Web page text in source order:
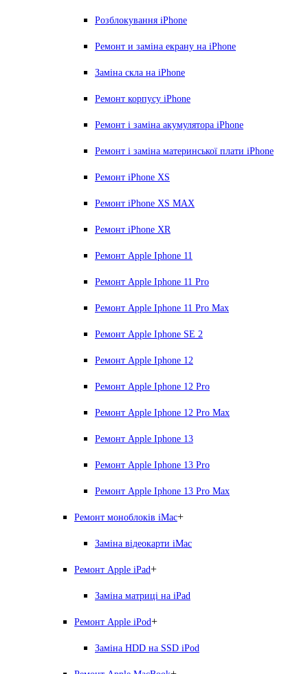
Розблокування iPhone
Ремонт и заміна екрану на iPhone
Заміна скла на iPhone
Ремонт корпусу iPhone
Ремонт і заміна акумулятора iPhone
Ремонт і заміна материнської плати iPhone
Ремонт iPhone XS
Ремонт iPhone XS MAX
Ремонт iPhone XR
Ремонт Apple Iphone 11
Ремонт Apple Iphone 11 Pro
Ремонт Apple Iphone 11 Pro Max
Ремонт Apple Iphone SE 2
Ремонт Apple Iphone 12
Ремонт Apple Iphone 12 Pro
Ремонт Apple Iphone 12 Pro Max
Ремонт Apple Iphone 13
Ремонт Apple Iphone 13 Pro
Ремонт Apple Iphone 13 Pro Max
Ремонт моноблоків iMac+
Заміна відеокарти iMac
Ремонт Apple iPad+
Заміна матриці на iPad
Ремонт Apple iPod+
Заміна HDD на SSD iPod